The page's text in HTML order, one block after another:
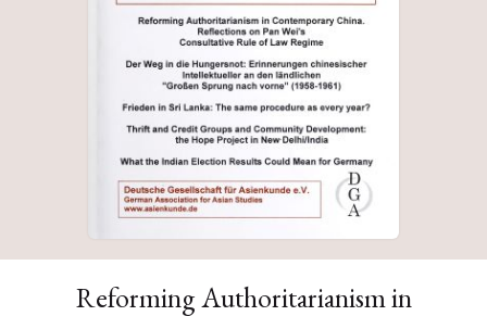
Reforming Authoritarianism in